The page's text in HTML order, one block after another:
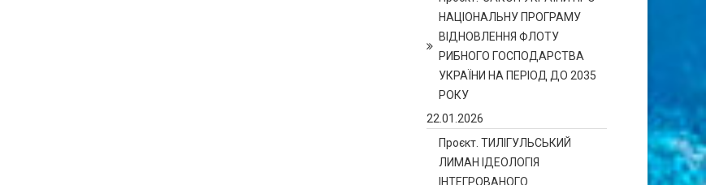
НАЦІОНАЛЬНУ ПРОГРАМУ
ВІДНОВЛЕННЯ ФЛОТУ
РИБНОГО ГОСПОДАРСТВА
УКРАЇНИ НА ПЕРІОД ДО 2035
РОКУ
22.01.2026
Проєкт. ТИЛІГУЛЬСЬКИЙ
ЛИМАН ІДЕОЛОГІЯ
ІНТЕГРОВАНОГО